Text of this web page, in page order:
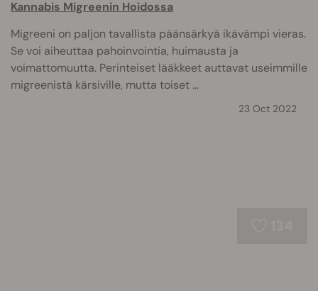
Kannabis Migreenin Hoidossa
Migreeni on paljon tavallista päänsärkyä ikävämpi vieras.
Se voi aiheuttaa pahoinvointia, huimausta ja
voimattomuutta. Perinteiset lääkkeet auttavat useimmille
migreenistä kärsiville, mutta toiset ...
23 Oct 2022